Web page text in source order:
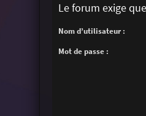
Le forum exige
Nom d’utilisateur :
Mot de passe :